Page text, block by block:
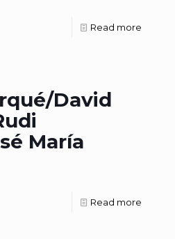
Read more
David
María
Read more